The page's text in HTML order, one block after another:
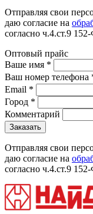
Отправляя свои
даю согласие на
согласно ч.4.ст.9
Оптовый прайс
Ваше имя *
Ваш номер телефона
Email *
Город *
Комментарий
Отправляя свои
даю согласие на
согласно ч.4.ст.9